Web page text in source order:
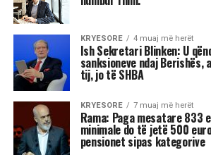
Kryeministri Edi Rama në
fundvitit me gazetarët foli për
ekonomike pozitive. Ai u ndal